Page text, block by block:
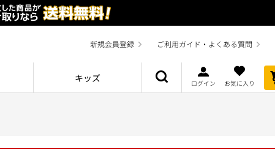
新規会員登録 ご利用ガイド・よくある質問
キッズ ログイン お気に入り